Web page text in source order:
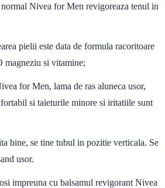
normal Nivea for Men revigoreaza tenul in
pielii este data de formula racoritoare
magneziu si vitamine;
for Men, lama de ras aluneca usor,
si taieturile minore si iritatiile sunt
bine, se tine tubul in pozitie verticala. Se
usor.
impreuna cu balsamul revigorant Nivea